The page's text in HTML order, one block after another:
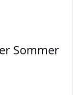
Sommer